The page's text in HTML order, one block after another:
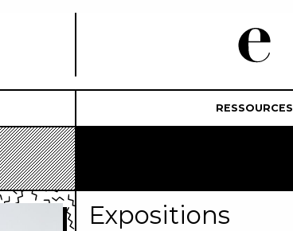
RESSOURCES
Expositions